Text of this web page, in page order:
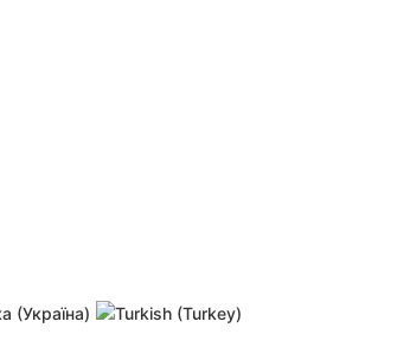
activation link